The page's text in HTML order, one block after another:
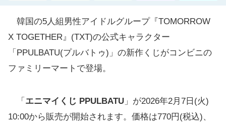
韓国の5人組男性アイドルグループ『TOMORROW
X TOGETHER』(TXT)の公式キャラクター
「PPULBATU(プルバトゥ)」の新作くじがコンビニの
ファミリーマートで登場。
「 エニマイくじ PPULBATU 」が2026年2月7日(火)
10:00から販売が開始されます。価格は770円(税込)、